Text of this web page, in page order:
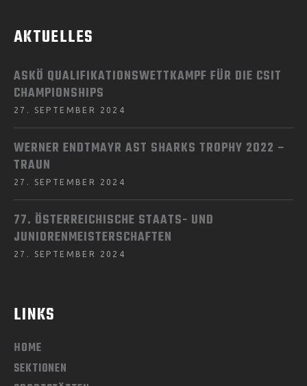
AKTUELLES
ASKÖ QUALIFIKATIONSWETTKAMPF FÜR DIE CSIT
CHAMPIONSHIPS
27. SEPTEMBER 2024
WERNER ENDTMAYR AST SHARKS TROPHY 2022 –
TRAUN
27. SEPTEMBER 2024
77. ÖSTERREICHISCHE STAATS- UND
JUNIORENMEISTERSCHAFTEN
27. SEPTEMBER 2024
LINKS
HOME
SEKTIONEN